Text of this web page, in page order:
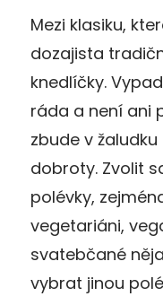
Mezi klasiku,
dozajista
knedlíčky.
ráda a není ani
zbude v
dobroty. Zvolit
polévky,
vegetariáni,
svatebčané
vybrat jinou